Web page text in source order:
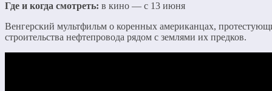
Где и когда смотреть: в кино — с 13 июня
Венгерский мультфильм о коренных американцах,
строительства нефтепровода рядом с землями их предков.